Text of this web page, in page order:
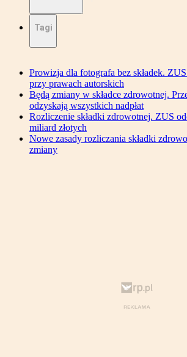
Tagi
Prowizja dla fotografa bez składek.
przy prawach autorskich
Będą zmiany w składce zdrowotnej.
odzyskają wszystkich nadpłat
Rozliczenie składki zdrowotnej. ZUS
miliard złotych
Nowe zasady rozliczania składki
zmiany